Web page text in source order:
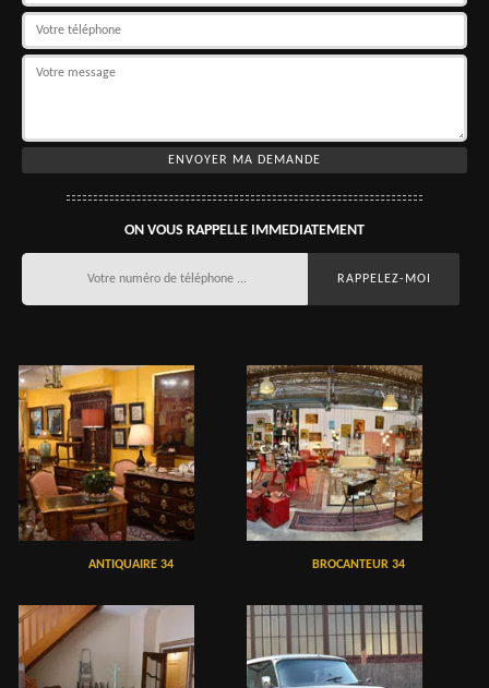
ON VOUS RAPPELLE IMMEDIATEMENT
ANTIQUAIRE 34 BROCANTEUR 34